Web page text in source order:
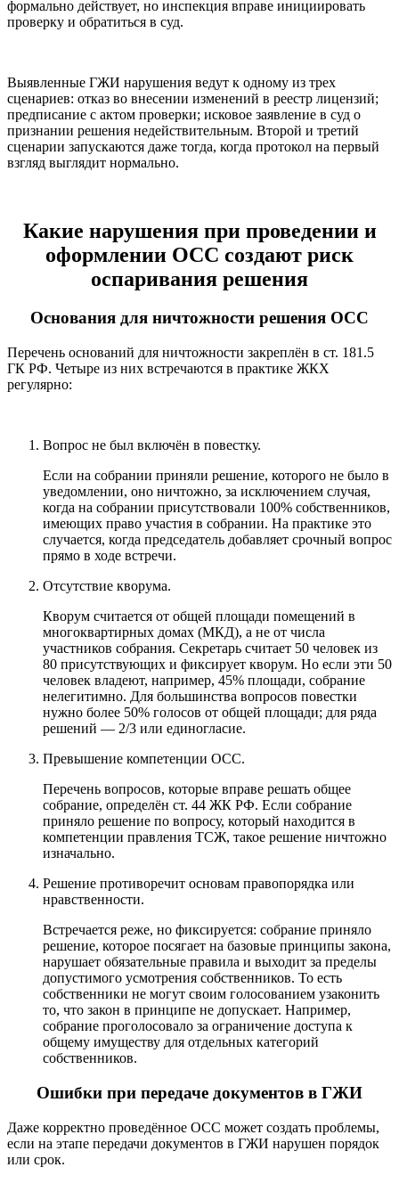
формально действует, но инспекция вправе инициировать
проверку и обратиться в суд.
Выявленные ГЖИ нарушения ведут к одному из трех
сценариев: отказ во внесении изменений в реестр лицензий;
предписание с актом проверки; исковое заявление в суд о
признании решения недействительным. Второй и третий
сценарии запускаются даже тогда, когда протокол на первый
взгляд выглядит нормально.
Какие нарушения при проведении и
оформлении ОСС создают риск
оспаривания решения
Основания для ничтожности решения ОСС
Перечень оснований для ничтожности закреплён в ст. 181.5
ГК РФ. Четыре из них встречаются в практике ЖКХ
регулярно:
Вопрос не был включён в повестку.
Если на собрании приняли решение, которого не было в
уведомлении, оно ничтожно, за исключением случая,
когда на собрании присутствовали 100% собственников,
имеющих право участия в собрании. На практике это
случается, когда председатель добавляет срочный вопрос
прямо в ходе встречи.
Отсутствие кворума.
Кворум считается от общей площади помещений в
многоквартирных домах (МКД), а не от числа
участников собрания. Секретарь считает 50 человек из
80 присутствующих и фиксирует кворум. Но если эти 50
человек владеют, например, 45% площади, собрание
нелегитимно. Для большинства вопросов повестки
нужно более 50% голосов от общей площади; для ряда
решений — 2/3 или единогласие.
Превышение компетенции ОСС.
Перечень вопросов, которые вправе решать общее
собрание, определён ст. 44 ЖК РФ. Если собрание
приняло решение по вопросу, который находится в
компетенции правления ТСЖ, такое решение ничтожно
изначально.
Решение противоречит основам правопорядка или
нравственности.
Встречается реже, но фиксируется: собрание приняло
решение, которое посягает на базовые принципы закона,
нарушает обязательные правила и выходит за пределы
допустимого усмотрения собственников. То есть
собственники не могут своим голосованием узаконить
то, что закон в принципе не допускает. Например,
собрание проголосовало за ограничение доступа к
общему имуществу для отдельных категорий
собственников.
Ошибки при передаче документов в ГЖИ
Даже корректно проведённое ОСС может создать проблемы,
если на этапе передачи документов в ГЖИ нарушен порядок
или срок.